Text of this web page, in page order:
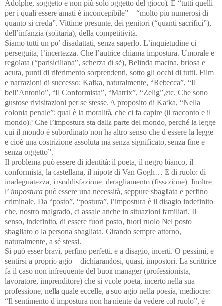
Adolphe, soggetto e non più solo oggetto del gioco). E “tutti quelli
per i quali essere amati è inconcepibile” – “molto più numerosi di
quanto si creda”. Vittime presunte, dei genitori (“quanti sacrifici”),
dell’infanzia (solitaria), della competitività.
Siamo tutti un po’ disadattati, senza saperlo. L’inquietudine ci
perseguita, l’incertezza. Che l’autrice chiama impostura. Umorale e
regolata (“parisiciliana”, scherza di sé), Belinda macina, briosa e
acuta, punti di riferimento sorprendenti, sotto gli occhi di tutti. Film
e narrazioni di successo: Kafka, naturalmente, “Rebecca”, “Il
bell’Antonio”, “Il Conformista”, “Matrix”, “Zelig”,etc. Che sono
gustose rivisitazioni per se stesse. A proposito di Kafka, “Nella
colonia penale”: qual è la moralità, che ci fa capire (il racconto e il
mondo)? Che l’impostura sta dalla parte del mondo, perché la legge
cui il mondo è subordinato non ha altro senso che d’essere la legge
e cioè una costrizione assoluta ma senza significato, senza fine e
senza oggetto”.
Il problema può essere di identità: il poeta, il negro bianco, il
conformista, la castellana, il nipote di Van Gogh… E di ruolo: di
inadeguatezza, insoddisfazione, deragliamento (fissazione). Inoltre,
l’ impostura può essere una necessità, seppure sbagliata e perfino
criminale. Da “posto”, “postura”, l’impostura è il disagio indefinito
che, nostro malgrado, ci assale anche in situazioni familiari. Il
senso, indefinito, di essere fuori posto, fuori ruolo Nel posto
sbagliato o la persona sbagliata. Girando sempre attorno,
naturalmente, a sé stessi.
Si può esser bravi, perfino perfetti, e a disagio, incerti. O pessimi, e
sentirsi a proprio agio – dichiarandosi, quasi, impostori. La scrittrice
fa il caso non infrequente del buon manager (professionista,
lavoratore, imprenditore) che si vuole poeta, incerto nella sua
professione, nella quale eccelle, a suo agio nella poesia, mediocre:
“Il sentimento d’impostura non ha niente da vedere col ruolo”, è